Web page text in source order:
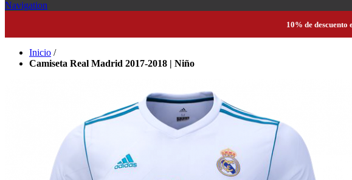
Navigation
10% de
Inicio /
Camiseta Real Madrid 2017-2018 | Niño